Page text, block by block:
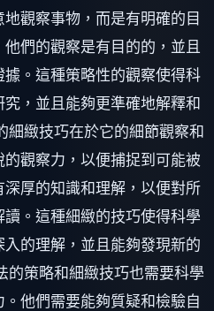
觀察事物，而是有明確的目
們的觀察是有目的的，並且
。這種策略性的觀察使得科
，並且能夠更準確地解釋和
細緻技巧在於它的細節觀察和
觀察力，以便捕捉到可能被
厚的知識和理解，以便對所
。這種細緻的技巧使得科學
的理解，並且能夠發現新的
的策略和細緻技巧也需要科學
他們需要能夠質疑和檢驗自